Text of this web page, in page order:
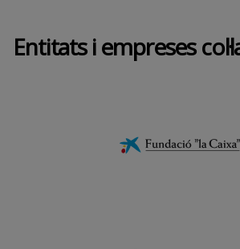
Entitats i empreses